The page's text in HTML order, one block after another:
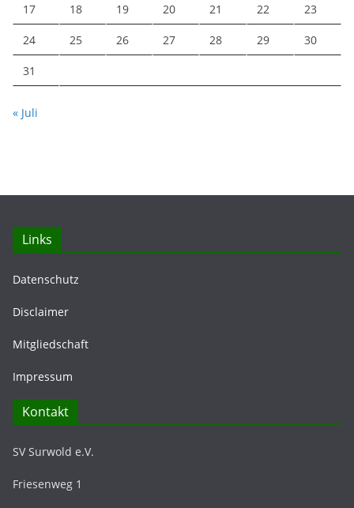
17 18 19 20 21 22 23
24 25 26 27 28 29 30
31
« Juli
Links
Datenschutz
Disclaimer
Mitgliedschaft
Impressum
Kontakt
SV Surwold e.V.
Friesenweg 1